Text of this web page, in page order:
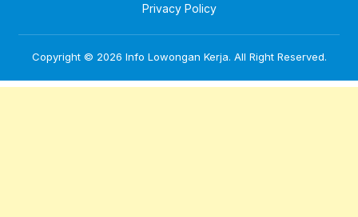
Privacy Policy
Copyright © 2026 Info Lowongan Kerja. All Right Reserved.